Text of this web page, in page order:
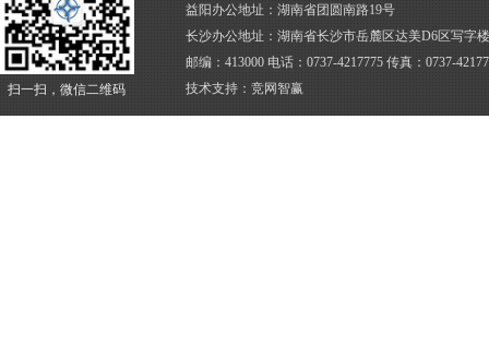
益阳办公地址：湖南省团圆南路19号
长沙办公地址：湖南省长沙市岳麓区达美D6区写字
邮编：413000 电话：0737-4217775 传真：0737-
技术支持： 竞网智赢
扫一扫，微信二维码